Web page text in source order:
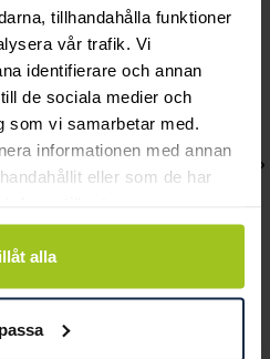
tillhandahålla funktioner
vår trafik. Vi
identifierare och annan
de sociala medier och
som vi samarbetar med.
informationen med annan
eller som de har
alla